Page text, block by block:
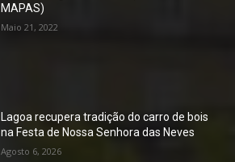
MAPAS)
Maio 21, 2022
Lagoa recupera tradição do carro de bois
na Festa de Nossa Senhora das Neves
Agosto 6, 2026